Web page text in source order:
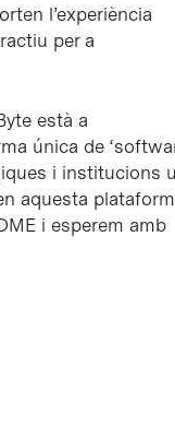
l’experiència
per a
està a
única de
i institucions
aquesta
i esperem amb